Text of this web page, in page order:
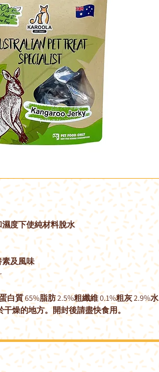
度下使純材料脫水
及風味
白質 65%脂肪 2.5%粗纖維 0.1%粗灰 2.9%水
干燥的地方。開封後請盡快食用。